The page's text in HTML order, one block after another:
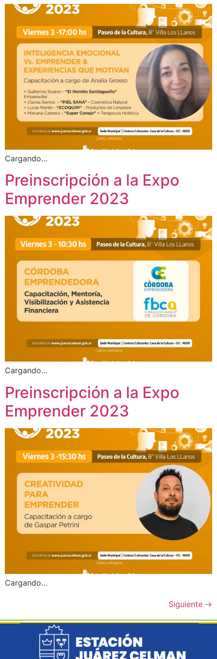
Cargando…
Preinscripción a la Expo
Emprender 2023
Cargando…
Preinscripción a la Expo
Emprender 2023
Cargando…
Siguiente →